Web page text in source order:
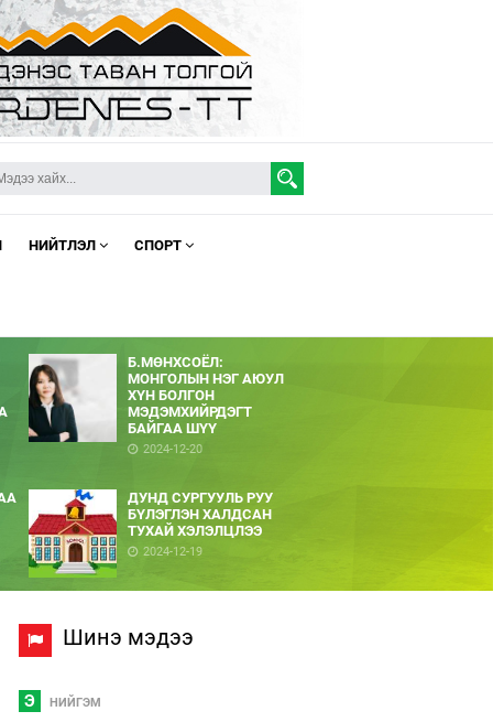
НИЙТЛЭЛ СПОРТ
Б.МӨНХСОЁЛ:
МОНГОЛЫН НЭГ АЮУЛ
ХҮН БОЛГОН
МЭДЭМХИЙРДЭГТ
БАЙГАА ШҮҮ
2024-12-20
ДУНД СУРГУУЛЬ РУУ
БҮЛЭГЛЭН ХАЛДСАН
ТУХАЙ ХЭЛЭЛЦЛЭЭ
2024-12-19
Шинэ мэдээ
Э НИЙГЭМ